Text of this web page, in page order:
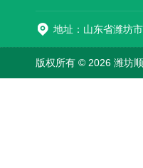
版权所有 © 2026 潍坊